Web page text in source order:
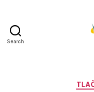
Search